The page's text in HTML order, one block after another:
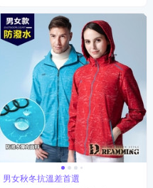
男女秋冬抗溫差首選